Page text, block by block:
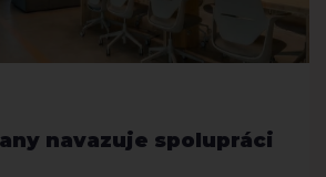
navazuje spolupráci